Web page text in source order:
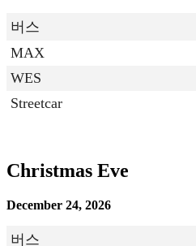
버스
MAX
WES
Streetcar
Christmas Eve
December 24, 2026
버스